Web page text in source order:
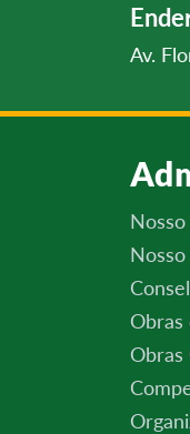
Av.
Obras
Obras